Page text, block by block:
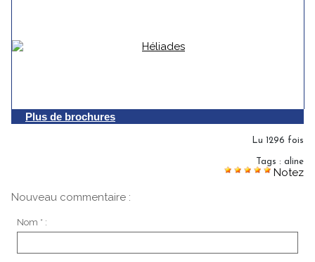
Plus de brochures
Lu 1296 fois
Tags : aline
Notez
Nouveau commentaire :
Nom * :